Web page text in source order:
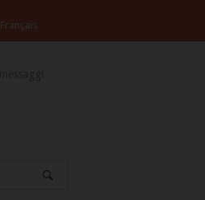
Français